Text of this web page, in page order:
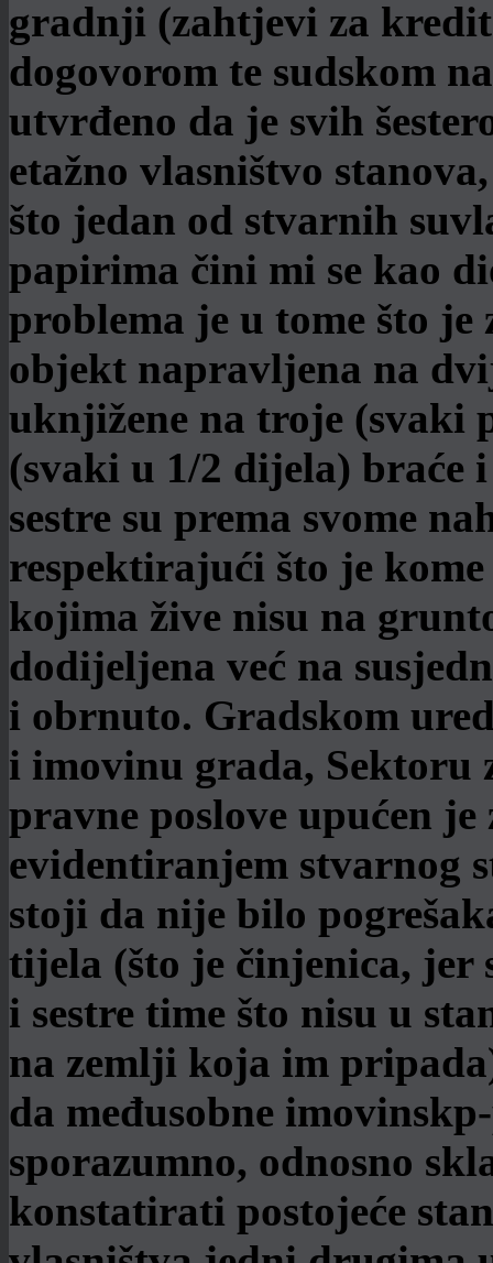
gradnji (zahtjevi za
dogovorom te sudskom
utvrđeno da je svih
etažno vlasništvo
što jedan od stvarnih
papirima čini mi se kao
problema je u tome što
objekt napravljena na
uknjižene na troje (svaki
(svaki u 1/2 dijela) braće
sestre su prema svome
respektirajući što je
kojima žive nisu na
dodijeljena već na
i obrnuto. Gradskom
i imovinu grada, Sektoru
pravne poslove upućen
evidentiranjem stvarnog
stoji da nije bilo
tijela (što je činjenica,
i sestre time što nisu u
na zemlji koja im
da međusobne
sporazumno, odnosno
konstatirati postojeće